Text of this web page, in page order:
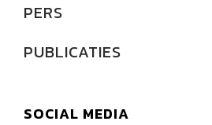
PERS
PUBLICATIES
SOCIAL MEDIA